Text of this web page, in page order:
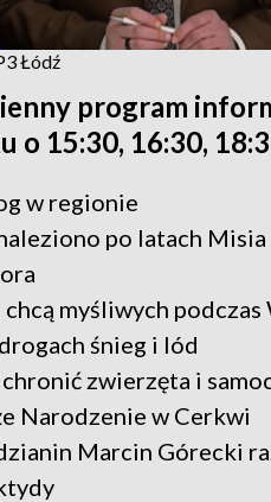
Łódź
program
o 15:30, 16:30,
w regionie
po latach
myśliwych
śnieg i lód
zwierzęta i
Narodzenie w Cerkwi
Marcin Górecki